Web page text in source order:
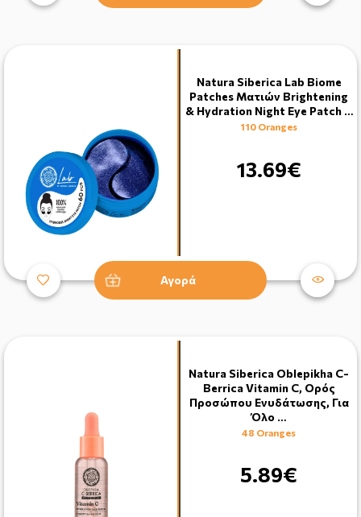
Natura Siberica Lab Biome
Patches Ματιών Brightening
& Hydration Night Eye Patch …
110 Oranges
13.69€
Αγορά
Natura Siberica Oblepikha C-
Berrica Vitamin C, Ορός
Προσώπου Ενυδάτωσης, Για
Όλο …
48 Oranges
5.89€